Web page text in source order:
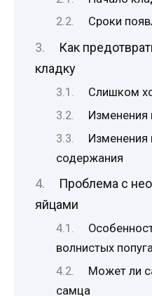
Сроки
Как
кладку
Слишком
Изменения
Изменения
содержания
Проблема с
яйцами
волнистых
Может ли
самца